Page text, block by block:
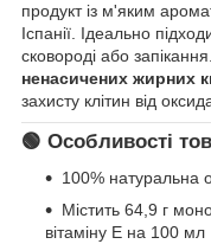
продукт із м'яким
Іспанії. Ідеально
сковороді або
ненасичених жирних
захисту клітин від
🟢 Особливості
100% натуральна
Містить 64,9 г
вітаміну E на 100 мл